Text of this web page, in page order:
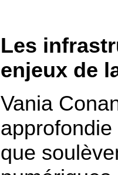
Les
enjeux de
Vania
que